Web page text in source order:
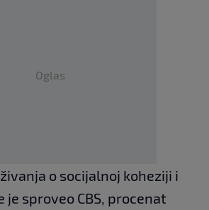
Oglas
o socijalnoj koheziji i
je sproveo CBS, procenat